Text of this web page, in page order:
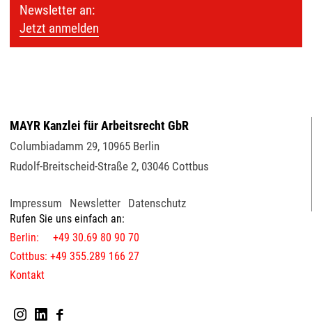
Newsletter an:
Jetzt anmelden
MAYR Kanzlei für Arbeitsrecht GbR
Columbiadamm 29, 10965 Berlin
Rudolf-Breitscheid-Straße 2, 03046 Cottbus
Impressum Newsletter Datenschutz
Rufen Sie uns einfach an:
Berlin: +49 30.69 80 90 70
Cottbus: +49 355.289 166 27
Kontakt